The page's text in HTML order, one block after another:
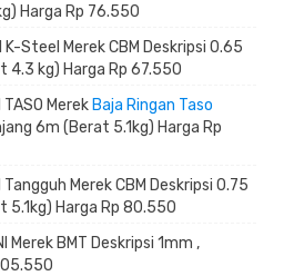
Harga Rp 76.550
K-Steel Merek CBM Deskripsi 0.65
4.3 kg) Harga Rp 67.550
Merek Baja Ringan Taso
6m (Berat 5.1kg) Harga Rp
Merek CBM Deskripsi 0.75
5.1kg) Harga Rp 80.550
Merek BMT Deskripsi 1mm ,